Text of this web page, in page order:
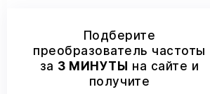
Подберите
преобразователь частоты
за 3 МИНУТЫ на сайте и
получите